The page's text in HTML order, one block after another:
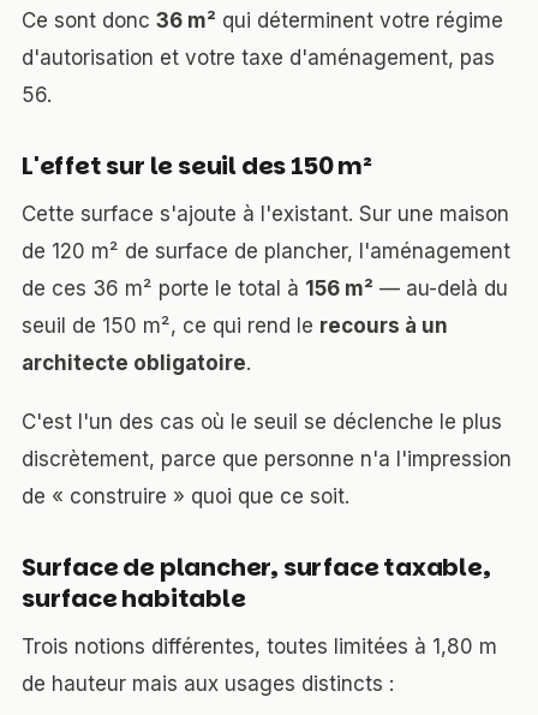
Ce sont donc 36 m² qui déterminent votre régime
d'autorisation et votre taxe d'aménagement, pas
56.
L'effet sur le seuil des 150 m²
Cette surface s'ajoute à l'existant. Sur une maison
de 120 m² de surface de plancher, l'aménagement
de ces 36 m² porte le total à 156 m² — au-delà du
seuil de 150 m², ce qui rend le recours à un
architecte obligatoire.
C'est l'un des cas où le seuil se déclenche le plus
discrètement, parce que personne n'a l'impression
de « construire » quoi que ce soit.
Surface de plancher, surface taxable,
surface habitable
Trois notions différentes, toutes limitées à 1,80 m
de hauteur mais aux usages distincts :